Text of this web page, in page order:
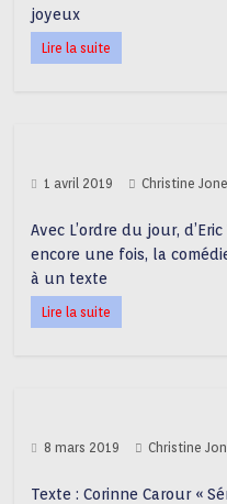
joyeux
Lire la suite
1 avril 2019 Christine
Avec L’ordre du jour,
encore une fois, la
à un texte
Lire la suite
8 mars 2019 Christine
Texte : Corinne Carour «